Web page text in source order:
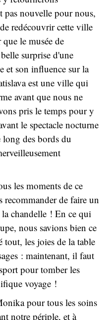
pas nouvelle pour nous,
redécouvrir cette ville
que le musée de
surprise d'une
et son influence sur la
est une ville qui
avant que nous ne
pris le temps pour y
le spectacle nocturne
long des bords du
les moments de ce
recommander de faire un
chandelle ! En ce qui
nous savions bien ce
tout, les joies de la table
: maintenant, il faut
pour tomber les
voyage !
pour tous les soins
notre périple, et à